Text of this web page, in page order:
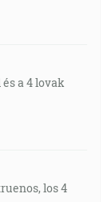
a 4 lovak
los 4